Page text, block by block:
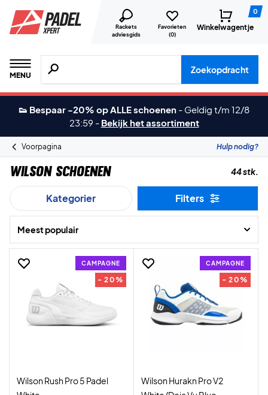
Rackets
adviesgids
Favorieten
(0)
0
Winkelwagentje
MENU
Zoeken naar producten, merken etc.
Zoekopdracht
👟 Bespaar -20% op ALLE schoenen - Geldig t/m 12/8
23:59 - Bekijk het assortiment
Voorpagina Hulp nodig?
Wilson Schoenen 44 stk.
Kategorier Filters
Meest populair
CAMPAGNE
- 20%
Wilson Rush Pro 5 Padel
CAMPAGNE
- 20%
Wilson Hurakn Pro V2